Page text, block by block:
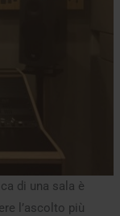
di una sala è
l’ascolto più